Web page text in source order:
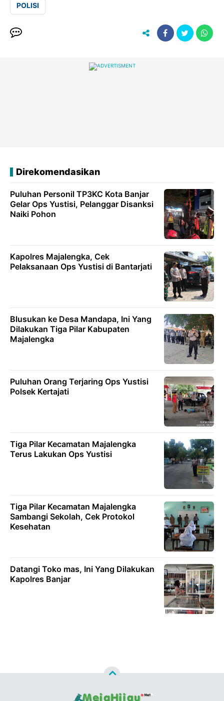
POLISI
Direkomendasikan
Puluhan Personil TP3KC Kota Banjar
Gelar Ops Yustisi, Pelanggar Disanksi
Naiki Pohon
Kapolres Majalengka, Cek
Pelaksanaan Ops Yustisi di Bantarjati
Blusukan ke Desa Mandapa, Ini Yang
Dilakukan Tiga Pilar Kabupaten
Majalengka
Puluhan Orang Terjaring Ops Yustisi
Polsek Kertajati
Tiga Pilar Kecamatan Majalengka
Terus Lakukan Ops Yustisi
Tiga Pilar Kecamatan Majalengka
Sambangi Sekolah, Cek Protokol
Kesehatan
Datangi Toko mas, Ini Yang Dilakukan
Kapolres Banjar